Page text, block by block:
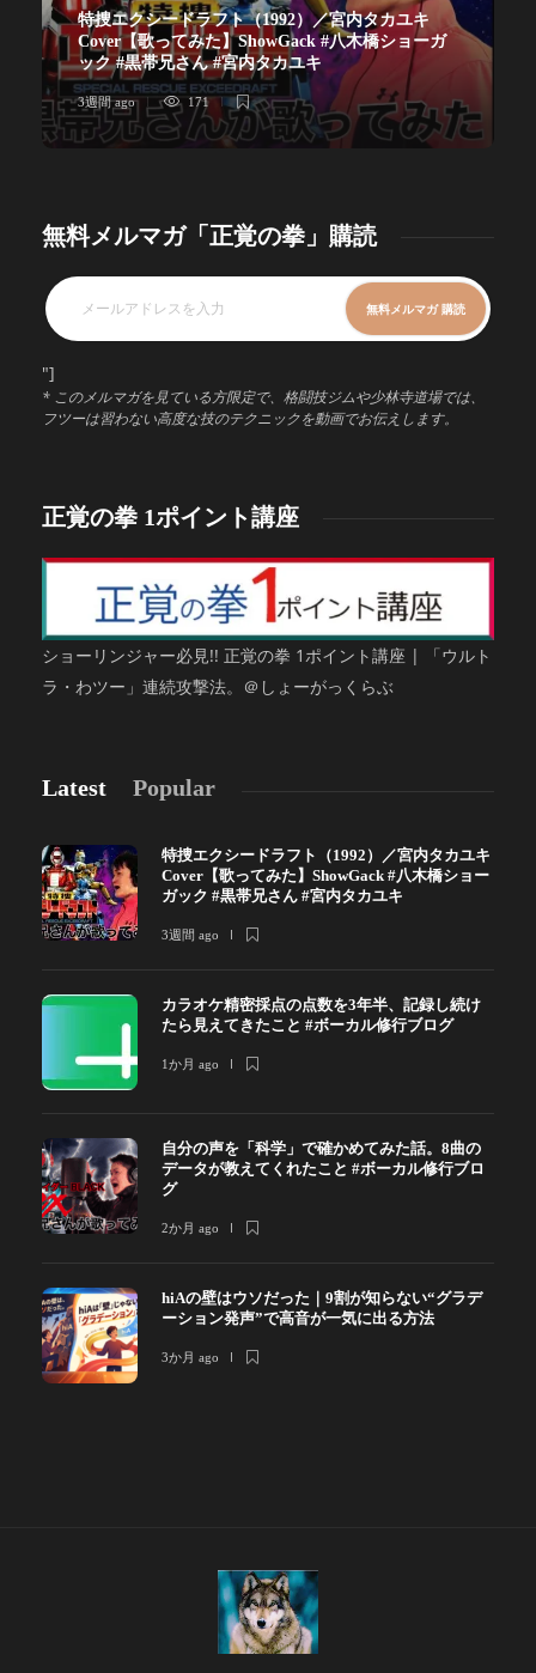
特捜エクシードラフト（1992）／宮内タカユキ
Cover【歌ってみた】ShowGack #八木橋ショーガ
ック #黒帯兄さん #宮内タカユキ
3週間 ago 171
無料メルマガ「正覚の拳」購読
"]
* このメルマガを見ている方限定で、格闘技ジムや少林寺道場では、
フツーは習わない高度な技のテクニックを動画でお伝えします。
正覚の拳 1ポイント講座
ショーリンジャー必見!! 正覚の拳 1ポイント講座 | 「ウルト
ラ・わツー」連続攻撃法。＠しょーがっくらぶ
Latest Popular
特捜エクシードラフト（1992）／宮内タカユキ
Cover【歌ってみた】ShowGack #八木橋ショー
ガック #黒帯兄さん #宮内タカユキ
3週間 ago
カラオケ精密採点の点数を3年半、記録し続け
たら見えてきたこと #ボーカル修行ブログ
1か月 ago
自分の声を「科学」で確かめてみた話。8曲の
データが教えてくれたこと #ボーカル修行ブロ
グ
2か月 ago
hiAの壁はウソだった｜9割が知らない“グラデ
ーション発声”で高音が一気に出る方法
3か月 ago